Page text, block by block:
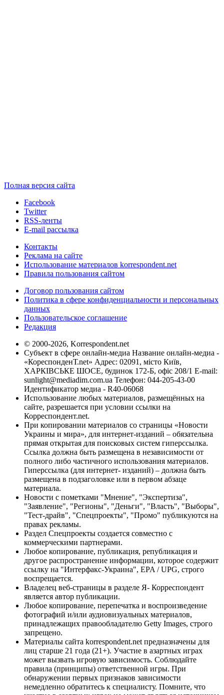
Полная версия сайта
Facebook
Twitter
RSS-ленты
E-mail рассылка
Контакты
Реклама на сайте
Использование материалов korrespondent.net
Правила пользования сайтом
Договор пользования сайтом
Политика в сфере конфиденциальности и персональных
данных
Пользовательское соглашение
Редакция
© 2000-2026, Korrespondent.net
Субъект в сфере онлайн-медиа Название онлайн-медиа -
«КореспонденТ.net» Адрес: 02091, місто Київ,
ХАРКІВСЬКЕ ШОСЕ, будинок 172-Б, офіс 208/1 E-mail:
sunlight@mediadim.com.ua Телефон: 044-205-43-00
Идентификатор медиа - R40-06068
Использование любых материалов, размещённых на
сайте, разрешается при условии ссылки на
Корреспондент.net.
При копировании материалов со страницы «Новости
Украины и мира», для интернет-изданий – обязательна
прямая открытая для поисковых систем гиперссылка.
Ссылка должна быть размещена в независимости от
полного либо частичного использования материалов.
Гиперссылка (для интернет- изданий) – должна быть
размещена в подзаголовке или в первом абзаце
материала.
Новости с пометками "Мнение", "Экспертиза",
"Заявление", "Регионы", "Деньги", "Власть", "Выборы",
"Тест-драйв", "Спецпроекты", "Промо" публикуются на
правах рекламы.
Раздел Спецпроекты создается совместно с
коммерческими партнерами.
Любое копирование, публикация, републикация и
другое распространение информации, которое содержит
ссылку на "Интерфакс-Украина", EPA / UPG, строго
воспрещается.
Владелец веб-страницы в разделе Я- Корреспондент
является автор публикации.
Любое копирование, перепечатка и воспроизведение
фотографий и/или аудиовизуальных материалов,
принадлежащих правообладателю Getty Images, строго
запрещено.
Материалы сайта korrespondent.net предназначены для
лиц старше 21 года (21+). Участие в азартных играх
может вызвать игровую зависимость. Соблюдайте
правила (принципы) ответственной игры. При
обнаружении первых признаков зависимости
немедленно обратитесь к специалисту. Помните, что